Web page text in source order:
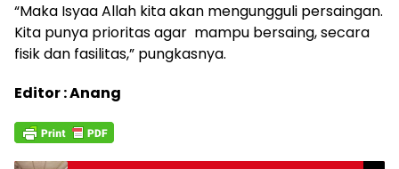
“Maka Isyaa Allah kita akan mengungguli persaingan.
Kita punya prioritas agar mampu bersaing, secara
fisik dan fasilitas,” pungkasnya.
Editor : Anang